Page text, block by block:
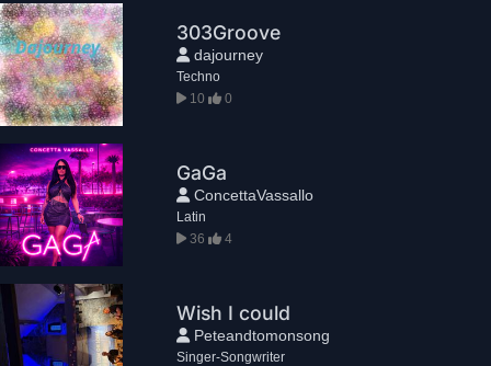
303Groove
dajourney
Techno
10
0
GaGa
ConcettaVassallo
Latin
36
4
Wish I could
Peteandtomonsong
Singer-Songwriter